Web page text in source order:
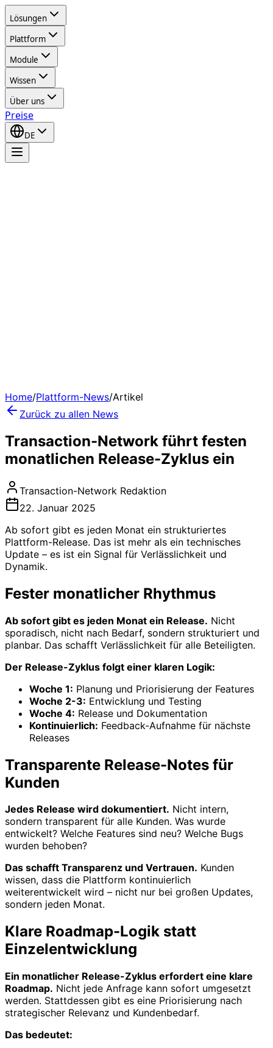
Lösungen
Plattform
Module
Wissen
Über uns
Preise
DE
Home/Plattform-News/Artikel
Zurück zu allen News
Transaction-Network führt festen
monatlichen Release-Zyklus ein
Transaction-Network Redaktion
22. Januar 2025
Ab sofort gibt es jeden Monat ein strukturiertes
Plattform-Release. Das ist mehr als ein technisches
Update – es ist ein Signal für Verlässlichkeit und
Dynamik.
Fester monatlicher Rhythmus
Ab sofort gibt es jeden Monat ein Release. Nicht
sporadisch, nicht nach Bedarf, sondern strukturiert und
planbar. Das schafft Verlässlichkeit für alle Beteiligten.
Der Release-Zyklus folgt einer klaren Logik:
Woche 1: Planung und Priorisierung der Features
Woche 2-3: Entwicklung und Testing
Woche 4: Release und Dokumentation
Kontinuierlich: Feedback-Aufnahme für nächste
Releases
Transparente Release-Notes für
Kunden
Jedes Release wird dokumentiert. Nicht intern,
sondern transparent für alle Kunden. Was wurde
entwickelt? Welche Features sind neu? Welche Bugs
wurden behoben?
Das schafft Transparenz und Vertrauen. Kunden
wissen, dass die Plattform kontinuierlich
weiterentwickelt wird – nicht nur bei großen Updates,
sondern jeden Monat.
Klare Roadmap-Logik statt
Einzelentwicklung
Ein monatlicher Release-Zyklus erfordert eine klare
Roadmap. Nicht jede Anfrage kann sofort umgesetzt
werden. Stattdessen gibt es eine Priorisierung nach
strategischer Relevanz und Kundenbedarf.
Das bedeutet: